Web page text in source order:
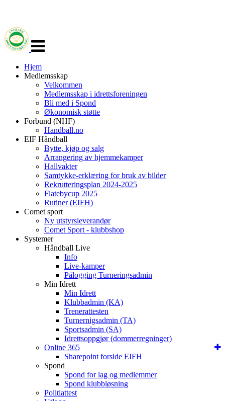
navigasjon
Hjem
Medlemsskap
Velkommen
Medlemsskap i idrettsforeningen
Bli med i Spond
Økonomisk støtte
Forbund (NHF)
Handball.no
EIF Håndball
Bytte, kjøp og salg
Arrangering av hjemmekamper
Hallvakter
Samtykke-erklæring for bruk av bilder
Rekrutteringsplan 2024-2025
Flatebycup 2025
Rutiner (EIFH)
Comet sport
Ny utstyrsleverandør
Comet Sport - klubbshop
Systemer
Håndball Live
Info
Live-kamper
Pålogging Turneringsadmin
Min Idrett
Min Idrett
Klubbadmin (KA)
Trenerattesten
Turnernigsadmin (TA)
Sportsadmin (SA)
Idrettsoppgjør (dommerregninger)
Online 365
Sharepoint forside EIFH
Spond
Spond for lag og medlemmer
Spond klubbløsning
Politiattest